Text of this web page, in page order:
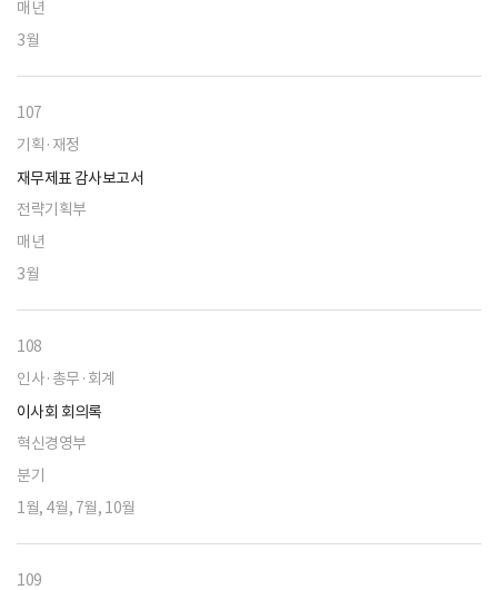
매년
3월
107
기획·재정
재무제표 감사보고서
전략기획부
매년
3월
108
인사·총무·회계
이사회 회의록
혁신경영부
분기
1월, 4월, 7월, 10월
109